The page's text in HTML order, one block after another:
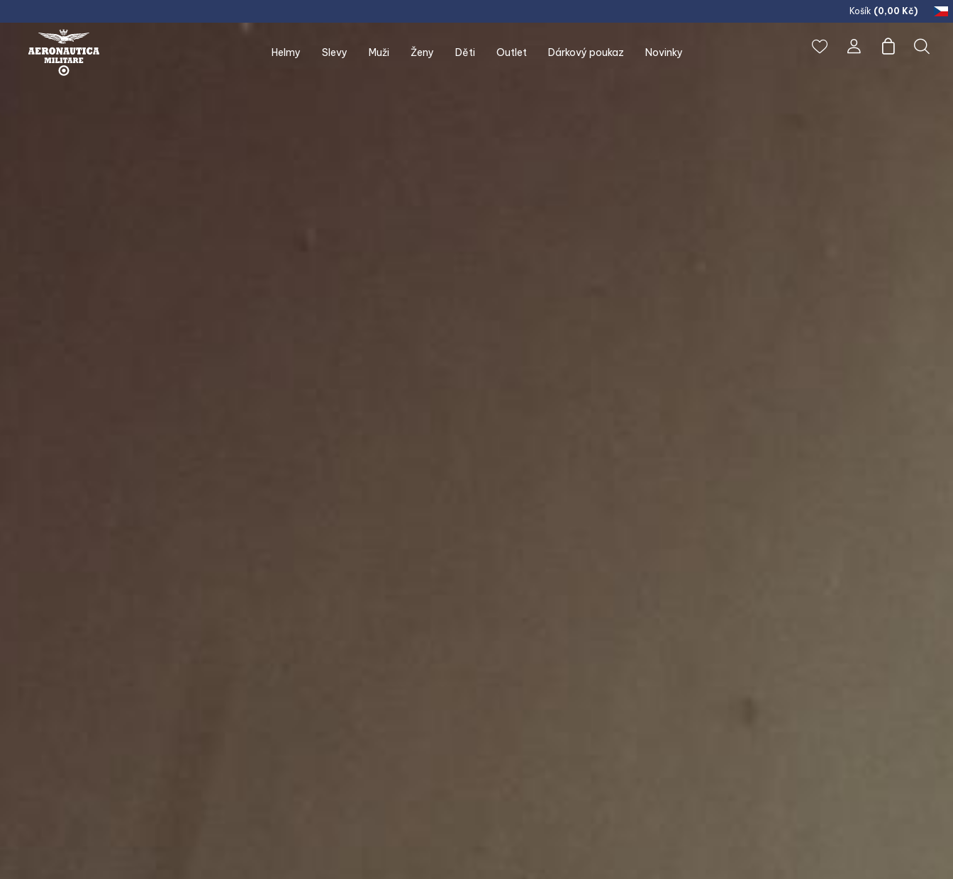
Košík (0,00 Kč)
helmy slevy muži ženy děti outlet dárkový poukaz novinky